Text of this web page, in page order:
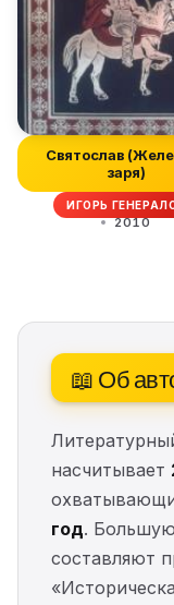
Святослав
заря)
ИГОРЬ
2010
📖 Об
насчитывает
год.
составляют